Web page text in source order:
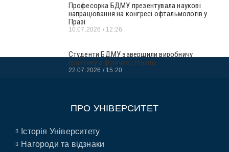
Професорка БДМУ презентувала наукові
напрацювання на конгресі офтальмологів у
Празі
10.07.2026 12:26
Студенти БДМУ завершили виробничу
практику з фізичної терапії
22.07.2026 15:20
ПРО УНІВЕРСИТЕТ
Історія Університету
Нагороди та відзнаки